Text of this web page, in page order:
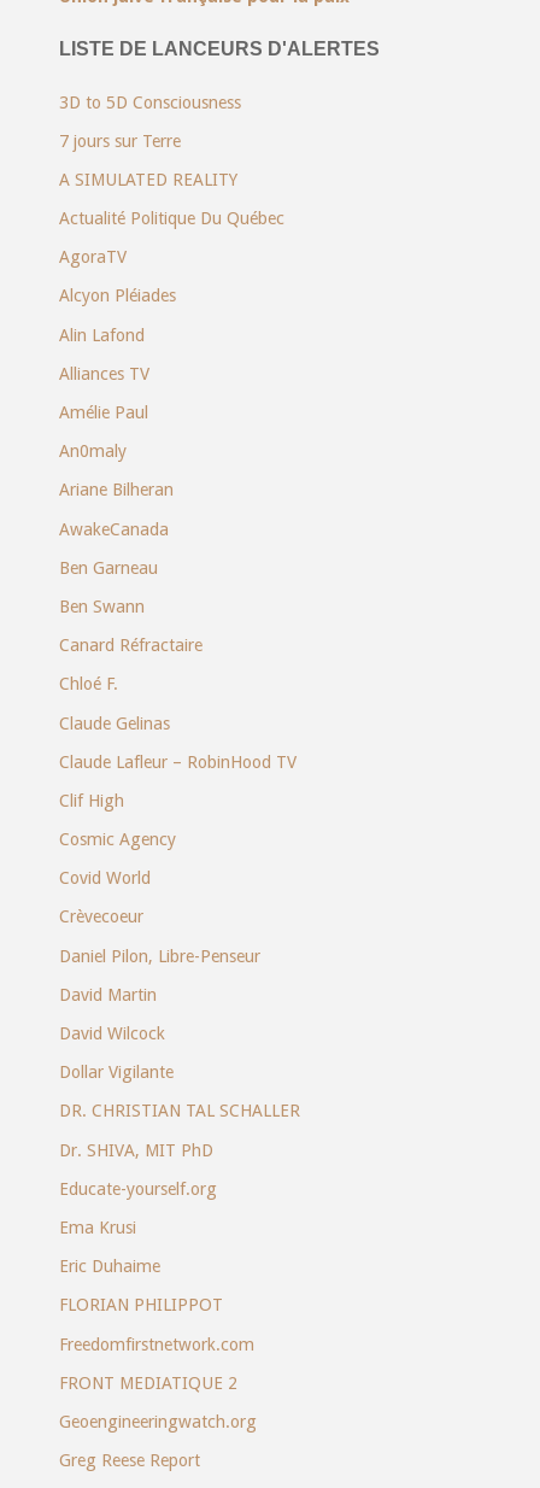
LISTE DE LANCEURS D'ALERTES
3D to 5D Consciousness
7 jours sur Terre
A SIMULATED REALITY
Actualité Politique Du Québec
AgoraTV
Alcyon Pléiades
Alin Lafond
Alliances TV
Amélie Paul
An0maly
Ariane Bilheran
AwakeCanada
Ben Garneau
Ben Swann
Canard Réfractaire
Chloé F.
Claude Gelinas
Claude Lafleur – RobinHood TV
Clif High
Cosmic Agency
Covid World
Crèvecoeur
Daniel Pilon, Libre-Penseur
David Martin
David Wilcock
Dollar Vigilante
DR. CHRISTIAN TAL SCHALLER
Dr. SHIVA, MIT PhD
Educate-yourself.org
Ema Krusi
Eric Duhaime
FLORIAN PHILIPPOT
Freedomfirstnetwork.com
FRONT MEDIATIQUE 2
Geoengineeringwatch.org
Greg Reese Report